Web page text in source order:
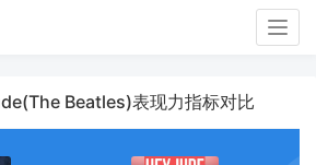
Beatles)表现力指标对比